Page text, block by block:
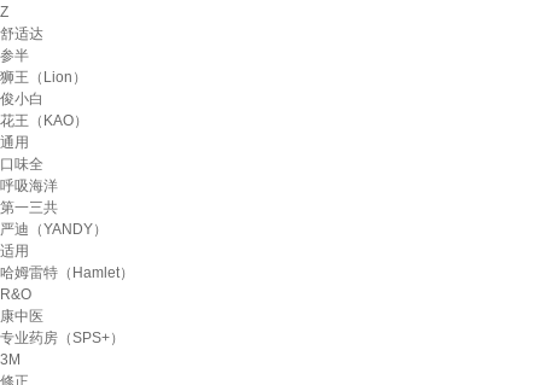
Z
舒适达
参半
狮王（Lion）
俊小白
花王（KAO）
通用
口味全
呼吸海洋
第一三共
严迪（YANDY）
适用
哈姆雷特（Hamlet）
R&O
康中医
专业药房（SPS+）
3M
修正